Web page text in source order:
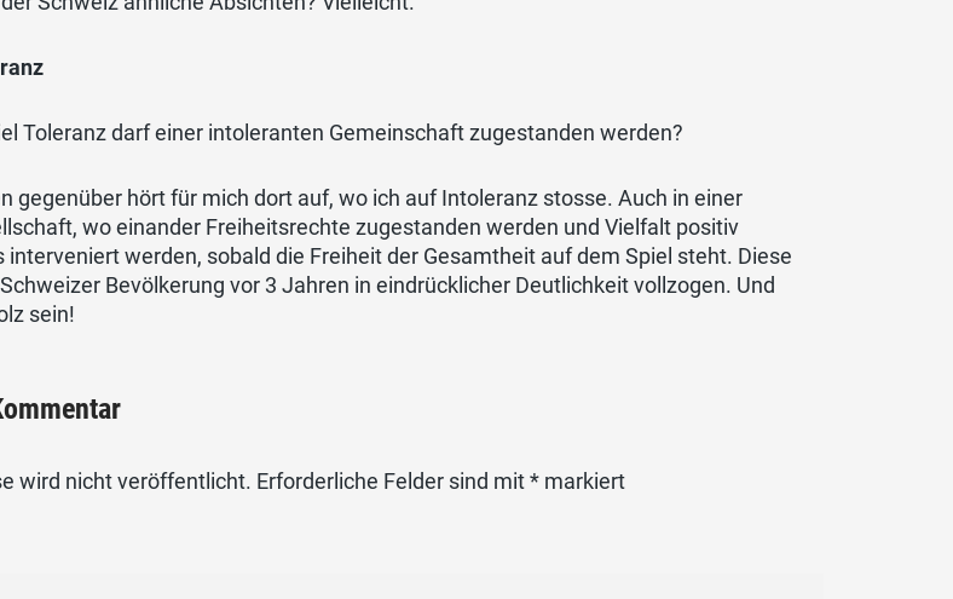
Toleranz darf einer intoleranten Gemeinschaft zugestanden werden?
gegenüber hört für mich dort auf, wo ich auf Intoleranz stosse. Auch in einer
wo einander Freiheitsrechte zugestanden werden und Vielfalt positiv
werden, sobald die Freiheit der Gesamtheit auf dem Spiel steht. Diese
Bevölkerung vor 3 Jahren in eindrücklicher Deutlichkeit vollzogen. Und
sein!
wird nicht veröffentlicht. Erforderliche Felder sind mit* markiert